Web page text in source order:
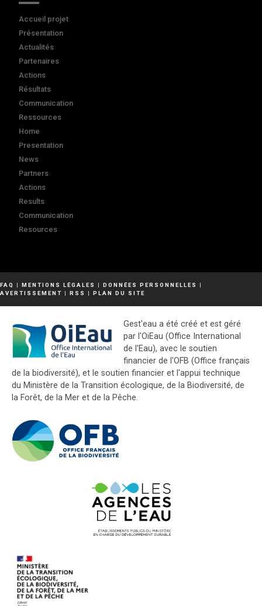
Accueil projet
Présentation
Actualités
Partenaires
Actions
Résultats
Communication
Ressources
Home
Presentation
News
Partners
Actions
Results
Communication
Resources
FAQ | MENTIONS LÉGALES | DONNÉES PERSONNELLES
|
AVERTISSEMENT | RSS | PLAN DU SITE
Gest'eau a été créé et est géré
par l'OiEau (Office International
de l'Eau), avec le soutien
financier de l'OFB (Office français
de la biodiversité), et le soutien financier et l'appui technique
du Ministère de la Transition écologique, de la Biodiversité, de
la Forêt, de la Mer et de la Pêche.